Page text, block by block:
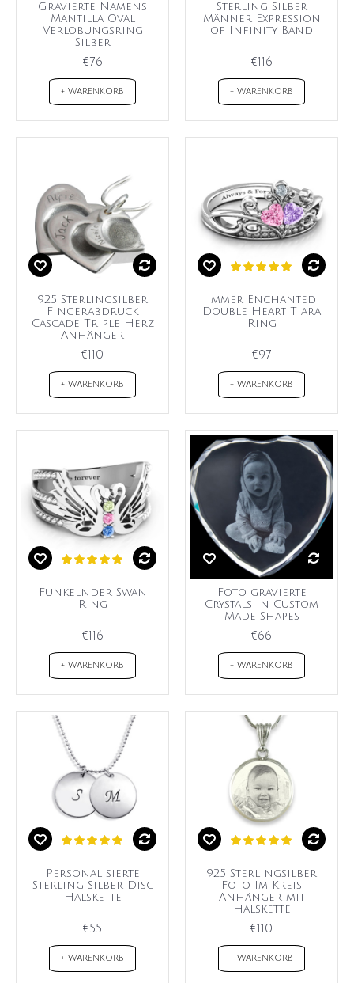
Gravierte Namens
Mantilla Oval
Verlobungsring
Silber
€76
+ WARENKORB
Sterling Silber
Männer Expression
of Infinity Band
€116
+ WARENKORB
925 Sterlingsilber
Fingerabdruck
Cascade Triple Herz
Anhänger
€110
+ WARENKORB
Immer Enchanted
Double Heart Tiara
Ring
€97
+ WARENKORB
Funkelnder Swan
Ring
€116
+ WARENKORB
Foto gravierte
Crystals In Custom
Made Shapes
€66
+ WARENKORB
Personalisierte
Sterling Silber Disc
Halskette
€55
+ WARENKORB
925 Sterlingsilber
Foto Im Kreis
Anhänger mit
Halskette
€110
+ WARENKORB